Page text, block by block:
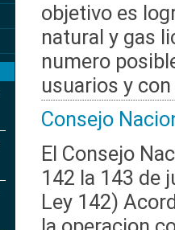
objetivo es
natural y gas
numero
usuarios y con
Consejo
El Consejo
142 la 143 de
Ley 142)